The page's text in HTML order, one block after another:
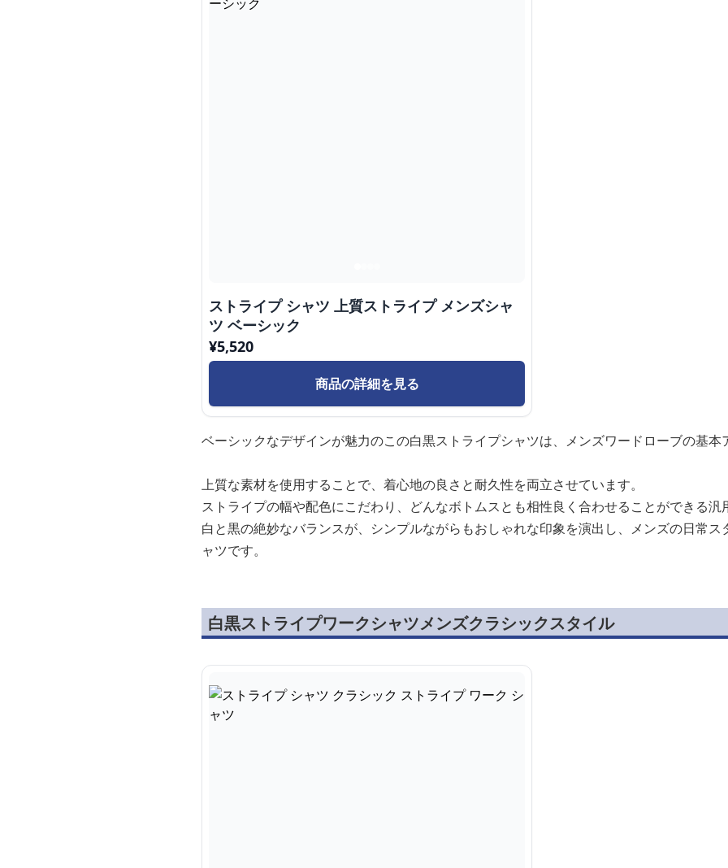
ストライプ シャツ 上質ストライプ メンズシャ
ツ ベーシック
¥5,520
商品の詳細を見る
ベーシックなデザインが魅力のこの白黒ストライプシャツは、メンズワードローブの基本
上質な素材を使用することで、着心地の良さと耐久性を両立させています。
ストライプの幅や配色にこだわり、どんなボトムスとも相性良く合わせることができる汎
白と黒の絶妙なバランスが、シンプルながらもおしゃれな印象を演出し、メンズの日常
ャツです。
白黒ストライプワークシャツメンズクラシックスタイル